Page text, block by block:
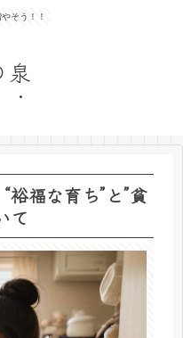
そう！！
裕福な育ち”と”貧
て